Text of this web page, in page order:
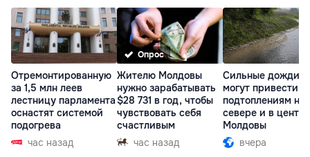
Отремонтированную
за 1,5 млн леев
лестницу парламента
оснастят системой
подогрева
час назад
Опрос
Жителю Молдовы
нужно зарабатывать
$28 731 в год, чтобы
чувствовать себя
счастливым
час назад
Сильные дожди
могут привести к
подтоплениям на
севере и в центре
Молдовы
вчера